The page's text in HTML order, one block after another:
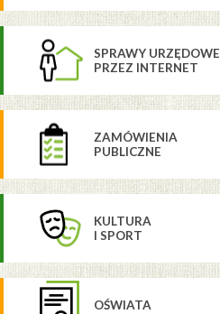
SPRAWY URZĘDOWE
PRZEZ INTERNET
ZAMÓWIENIA
PUBLICZNE
KULTURA
I SPORT
OŚWIATA